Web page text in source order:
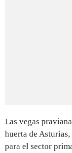
Las vegas
huerta de
para el sector